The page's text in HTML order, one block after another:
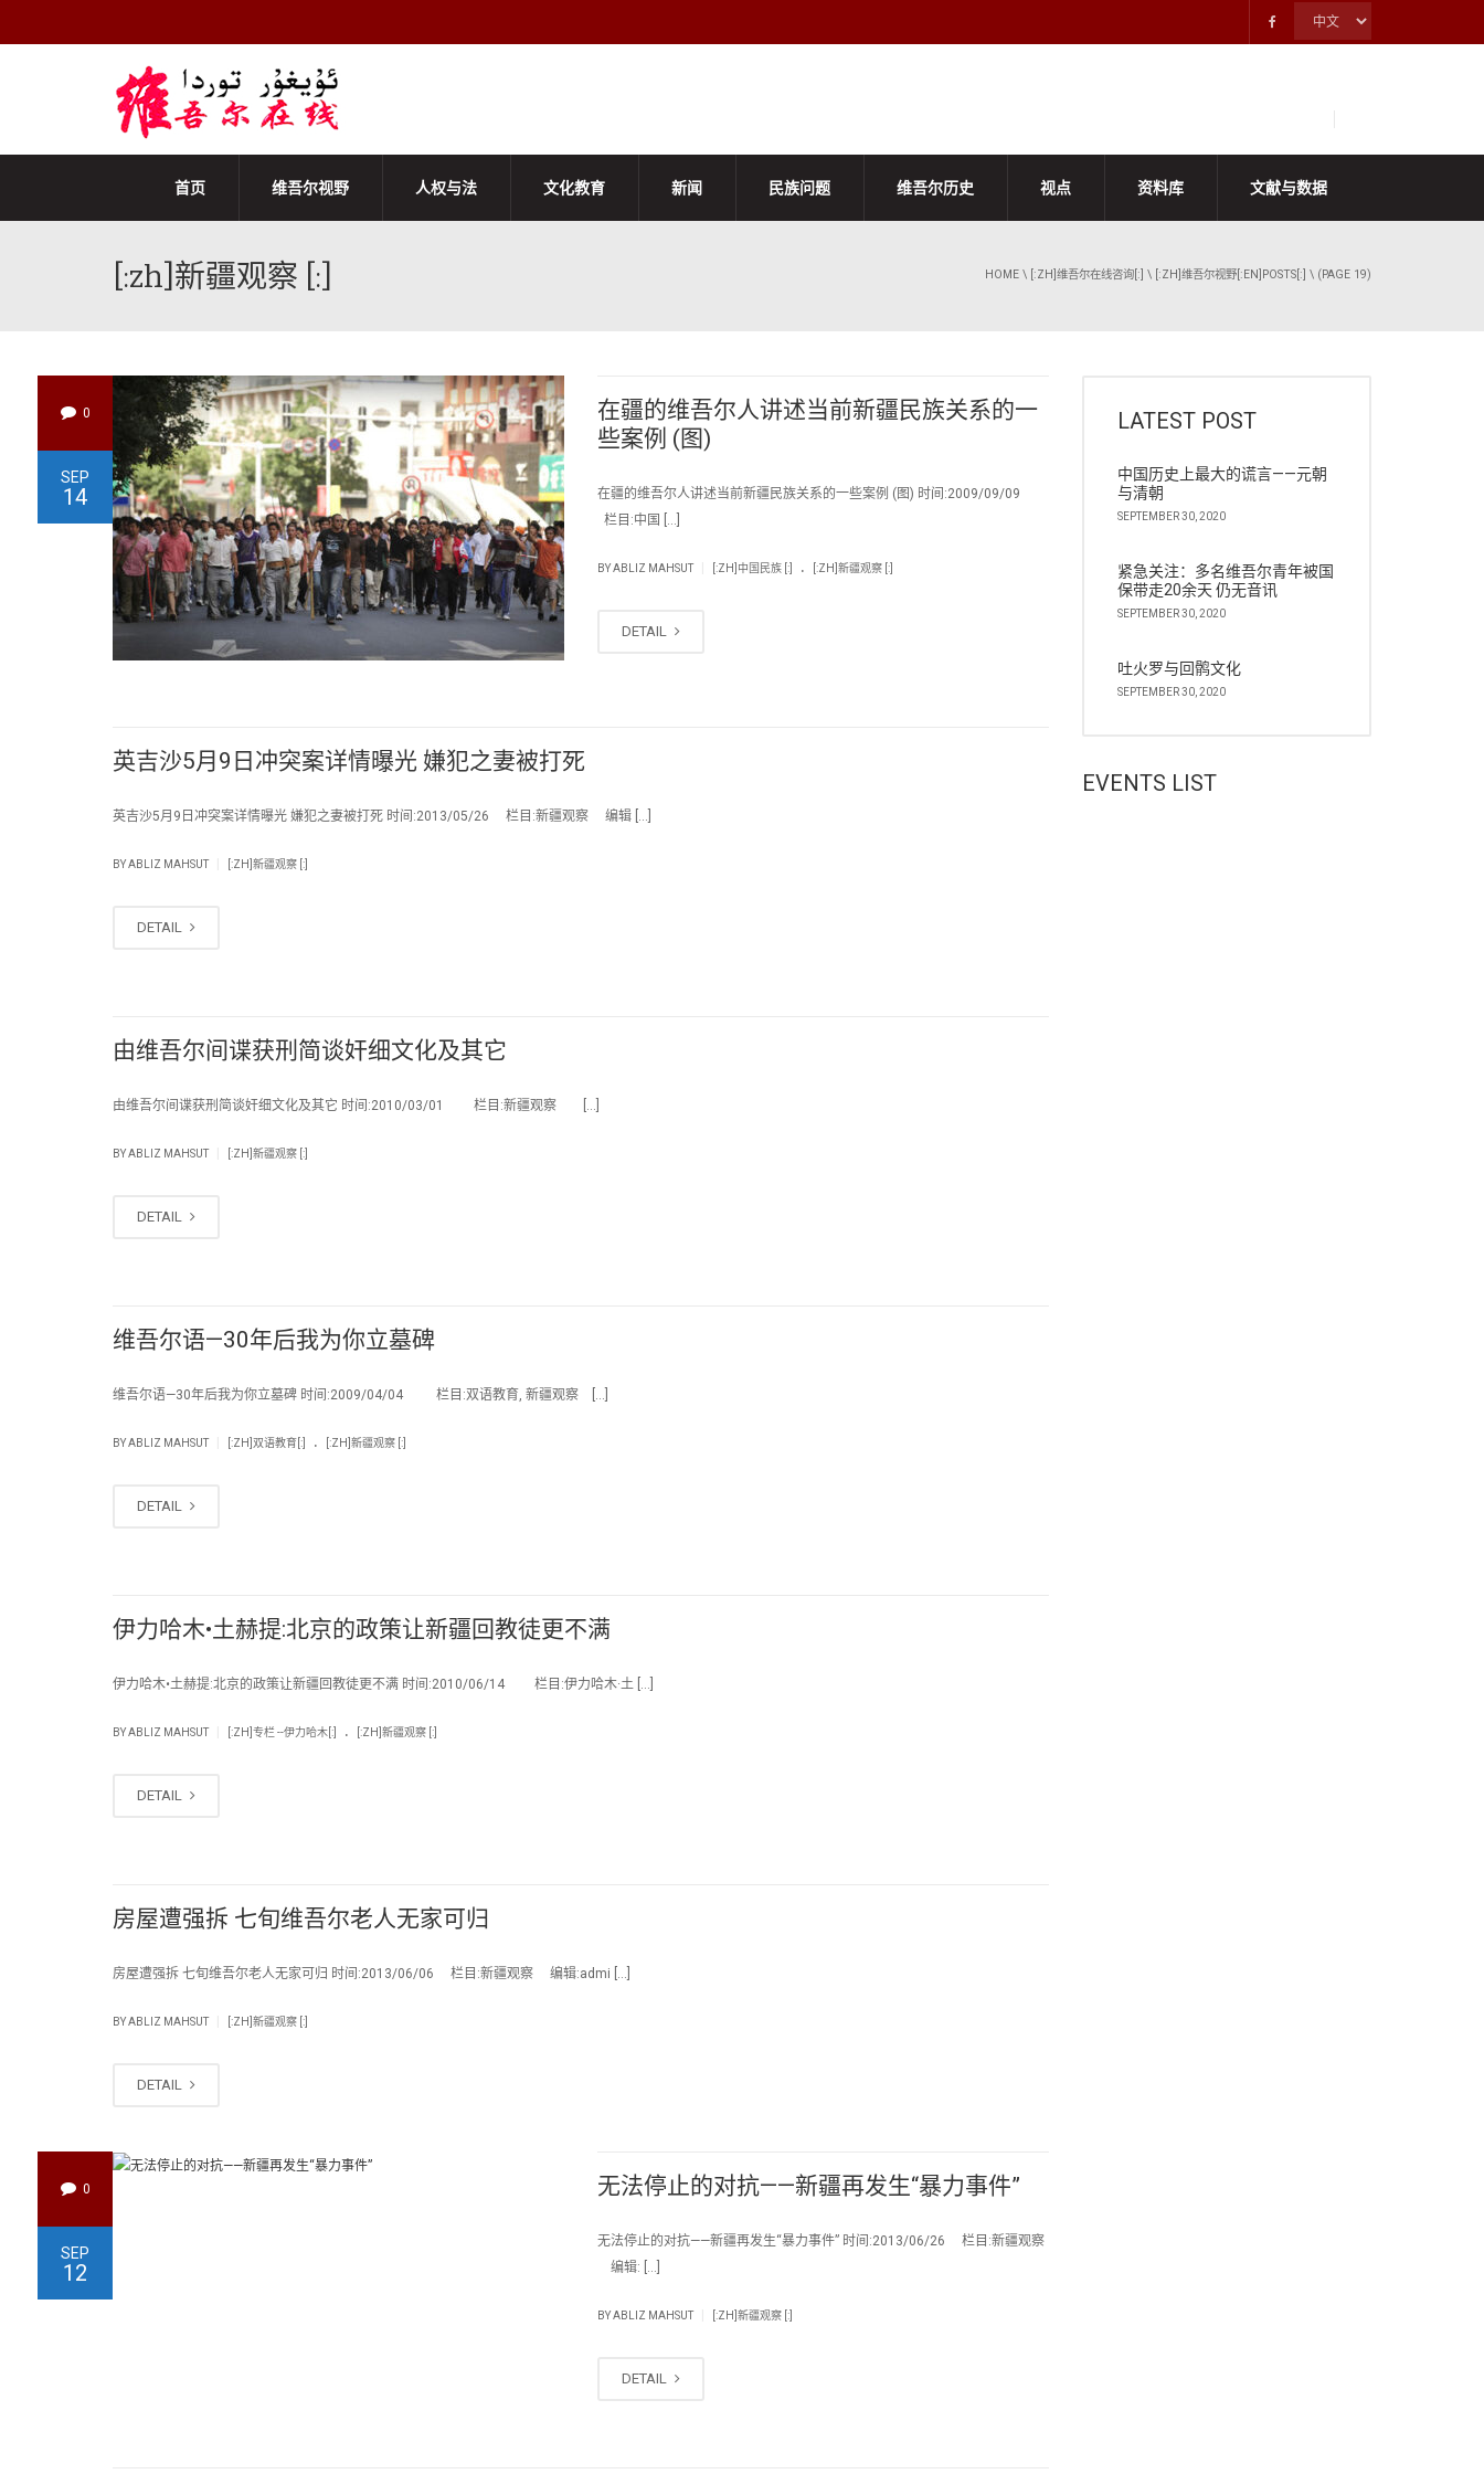
首页 维吾尔视野 人权与法 文化教育 新闻 民族问题 维吾尔历史 视点 资料库 文献与数据
[:zh]新疆观察 [:] HOME \ [:ZH]维吾尔在线咨询[:] \ [:ZH]维吾尔视野[:EN]POSTS[:] \ (PAGE 19)
0
SEP
14
在疆的维吾尔人讲述当前新疆民族关系的一
些案例 (图)
在疆的维吾尔人讲述当前新疆民族关系的一些案例 (图) 时间:2009/09/09
栏目:中国 […]
BYABLIZ MAHSUT [:ZH]中国民族 [:] . [:ZH]新疆观察 [:]
DETAIL
英吉沙5月9日冲突案详情曝光 嫌犯之妻被打死
英吉沙5月9日冲突案详情曝光 嫌犯之妻被打死 时间:2013/05/26 栏目:新疆观察 编辑 […]
BYABLIZ MAHSUT [:ZH]新疆观察 [:]
DETAIL
由维吾尔间谍获刑简谈奸细文化及其它
由维吾尔间谍获刑简谈奸细文化及其它 时间:2010/03/01 栏目:新疆观察 […]
BYABLIZ MAHSUT [:ZH]新疆观察 [:]
DETAIL
维吾尔语—30年后我为你立墓碑
维吾尔语—30年后我为你立墓碑 时间:2009/04/04 栏目:双语教育, 新疆观察 […]
BYABLIZ MAHSUT [:ZH]双语教育[:] . [:ZH]新疆观察 [:]
DETAIL
伊力哈木•土赫提:北京的政策让新疆回教徒更不满
伊力哈木•土赫提:北京的政策让新疆回教徒更不满 时间:2010/06/14 栏目:伊力哈木·土 […]
BYABLIZ MAHSUT [:ZH]专栏 --伊力哈木[:] . [:ZH]新疆观察 [:]
DETAIL
房屋遭强拆 七旬维吾尔老人无家可归
房屋遭强拆 七旬维吾尔老人无家可归 时间:2013/06/06 栏目:新疆观察 编辑:admi […]
BYABLIZ MAHSUT [:ZH]新疆观察 [:]
DETAIL
0
SEP
12
无法停止的对抗——新疆再发生“暴力事件”
无法停止的对抗——新疆再发生“暴力事件” 时间:2013/06/26 栏目:新疆观察
编辑: […]
BYABLIZ MAHSUT [:ZH]新疆观察 [:]
DETAIL
LATEST POST
中国历史上最大的谎言——元朝
与清朝
SEPTEMBER 30, 2020
紧急关注：多名维吾尔青年被国
保带走20余天 仍无音讯
SEPTEMBER 30, 2020
吐火罗与回鹘文化
SEPTEMBER 30, 2020
EVENTS LIST